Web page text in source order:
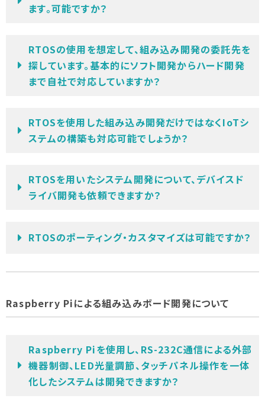
ます。可能ですか？
RTOSの使用を想定して、組み込み開発の委託先を
探しています。基本的にソフト開発からハード開発
まで自社で対応していますか？
RTOSを使用した組み込み開発だけではなくIoTシ
ステムの構築も対応可能でしょうか？
RTOSを用いたシステム開発について、デバイスド
ライバ開発も依頼できますか？
RTOSのポーティング・カスタマイズは可能ですか？
Raspberry Piによる組み込みボード開発について
Raspberry Piを使用し、RS-232C通信による外部
機器制御、LED光量調節、タッチパネル操作を一体
化したシステムは開発できますか？